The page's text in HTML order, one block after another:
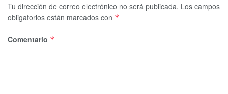
Tu dirección de correo electrónico no será publicada. Los campos
obligatorios están marcados con *
Comentario *